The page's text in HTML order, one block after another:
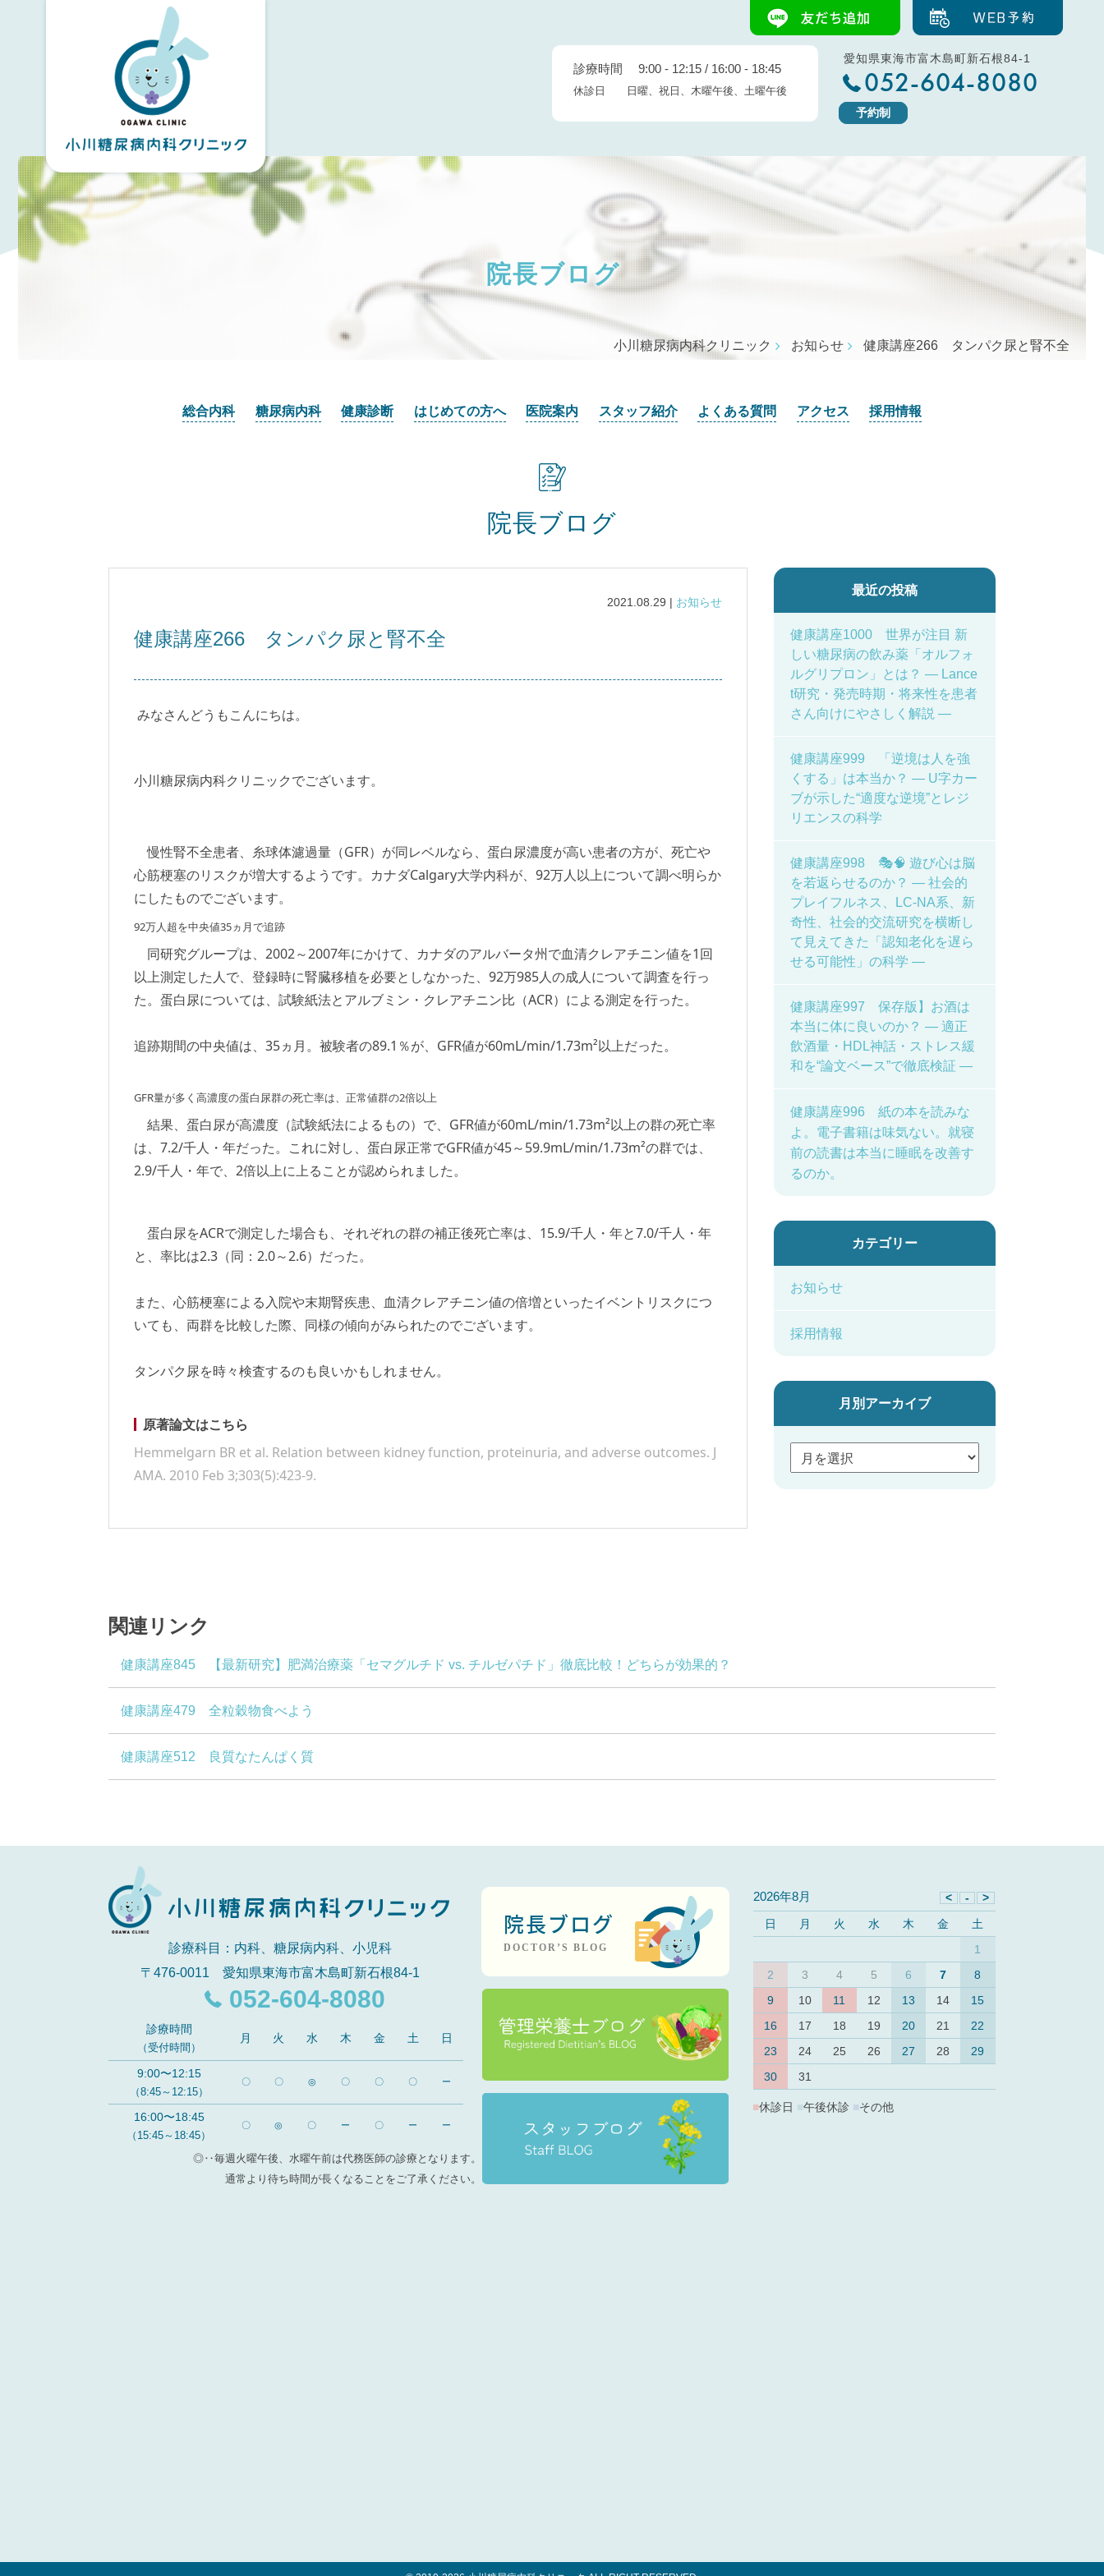
診療時間 9:00 - 12:15 / 16:00 - 18:45
休診日 日曜、祝日、木曜午後、土曜午後
愛知県東海市富木島町新石根84-1
052-604-8080
予約制
院長ブログ
小川糖尿病内科クリニック お知らせ 健康講座266 タンパク尿と腎不全
総合内科 糖尿病内科 健康診断 はじめての方へ 医院案内 スタッフ紹介 よくある質問 アクセス 採用情報
院長ブログ
2021.08.29 | お知らせ
健康講座266 タンパク尿と腎不全
みなさんどうもこんにちは。
小川糖尿病内科クリニックでございます。
慢性腎不全患者、糸球体濾過量（GFR）が同レベルなら、蛋白尿濃度が高い患者の方が、死亡や
心筋梗塞のリスクが増大するようです。カナダCalgary大学内科が、92万人以上について調べ明らか
にしたものでございます。
92万人超を中央値35ヵ月で追跡
同研究グループは、2002～2007年にかけて、カナダのアルバータ州で血清クレアチニン値を1回
以上測定した人で、登録時に腎臓移植を必要としなかった、92万985人の成人について調査を行っ
た。蛋白尿については、試験紙法とアルブミン・クレアチニン比（ACR）による測定を行った。
追跡期間の中央値は、35ヵ月。被験者の89.1％が、GFR値が60mL/min/1.73m²以上だった。
GFR量が多く高濃度の蛋白尿群の死亡率は、正常値群の2倍以上
結果、蛋白尿が高濃度（試験紙法によるもの）で、GFR値が60mL/min/1.73m²以上の群の死亡率
は、7.2/千人・年だった。これに対し、蛋白尿正常でGFR値が45～59.9mL/min/1.73m²の群では、
2.9/千人・年で、2倍以上に上ることが認められました。
蛋白尿をACRで測定した場合も、それぞれの群の補正後死亡率は、15.9/千人・年と7.0/千人・年
と、率比は2.3（同：2.0～2.6）だった。
また、心筋梗塞による入院や末期腎疾患、血清クレアチニン値の倍増といったイベントリスクにつ
いても、両群を比較した際、同様の傾向がみられたのでございます。
タンパク尿を時々検査するのも良いかもしれません。
原著論文はこちら
Hemmelgarn BR et al. Relation between kidney function, proteinuria, and adverse outcomes. J
AMA. 2010 Feb 3;303(5):423-9.
最近の投稿
健康講座1000 世界が注目 新
しい糖尿病の飲み薬「オルフォ
ルグリプロン」とは？ ― Lance
t研究・発売時期・将来性を患者
さん向けにやさしく解説 ―
健康講座999 「逆境は人を強
くする」は本当か？ ― U字カー
ブが示した“適度な逆境”とレジ
リエンスの科学
健康講座998 🎭🧠 遊び心は脳
を若返らせるのか？ ― 社会的
プレイフルネス、LC-NA系、新
奇性、社会的交流研究を横断し
て見えてきた「認知老化を遅ら
せる可能性」の科学 ―
健康講座997 保存版】お酒は
本当に体に良いのか？ ― 適正
飲酒量・HDL神話・ストレス緩
和を“論文ベース”で徹底検証 ―
健康講座996 紙の本を読みな
よ。電子書籍は味気ない。就寝
前の読書は本当に睡眠を改善す
るのか。
カテゴリー
お知らせ
採用情報
月別アーカイブ
関連リンク
健康講座845 【最新研究】肥満治療薬「セマグルチド vs. チルゼパチド」徹底比較！どちらが効果的？
健康講座479 全粒穀物食べよう
健康講座512 良質なたんぱく質
診療科目：内科、糖尿病内科、小児科
〒476-0011 愛知県東海市富木島町新石根84-1
052-604-8080
診療時間
（受付時間）
月 火 水 木 金 土 日
9:00〜12:15
（8:45～12:15）
〇 〇 ◎ 〇 〇 〇 ー
16:00〜18:45
（15:45～18:45）
〇 ◎ 〇 ー 〇 ー ー
◎‥毎週火曜午後、水曜午前は代務医師の診療となります。
通常より待ち時間が長くなることをご了承ください。
院長ブログ
DOCTOR’S BLOG
2026年8月
日 月 火 水 木 金
土
1
2
3 4 5 6 7
8
9
10 11 12 13 14
15
16
17 18 19 20 21
22
23
24 25 26 27 28
29
30
31
■休診日 ■午後休診 その他